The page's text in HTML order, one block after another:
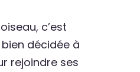
c’est
décidée à
rejoindre ses